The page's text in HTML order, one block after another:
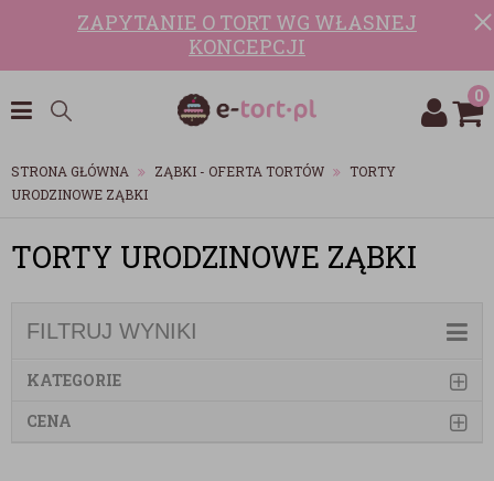
ZAPYTANIE O TORT WG WŁASNEJ
KONCEPCJI
0
STRONA GŁÓWNA ZĄBKI - OFERTA TORTÓW
TORTY
URODZINOWE ZĄBKI
TORTY URODZINOWE ZĄBKI
FILTRUJ WYNIKI
KATEGORIE
CENA